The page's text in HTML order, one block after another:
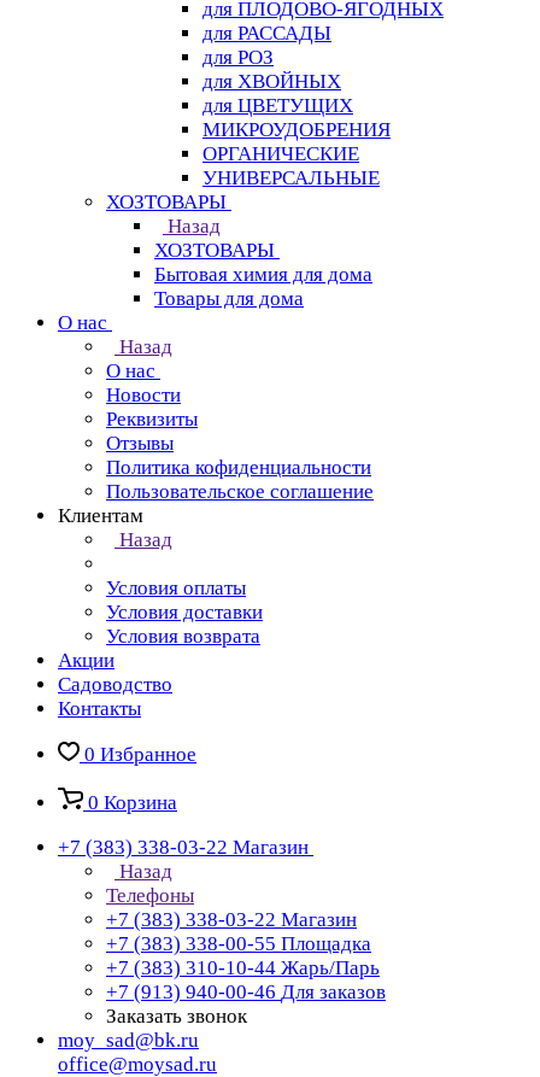
для ПЛОДОВО-ЯГОДНЫХ
для РАССАДЫ
для РОЗ
для ХВОЙНЫХ
для ЦВЕТУЩИХ
МИКРОУДОБРЕНИЯ
ОРГАНИЧЕСКИЕ
УНИВЕРСАЛЬНЫЕ
ХОЗТОВАРЫ
Назад
ХОЗТОВАРЫ
Бытовая химия для дома
Товары для дома
О нас
Назад
О нас
Новости
Реквизиты
Отзывы
Политика кофиденциальности
Пользовательское соглашение
Клиентам
Назад
Условия оплаты
Условия доставки
Условия возврата
Акции
Садоводство
Контакты
0 Избранное
0 Корзина
+7 (383) 338-03-22 Магазин
Назад
Телефоны
+7 (383) 338-03-22 Магазин
+7 (383) 338-00-55 Площадка
+7 (383) 310-10-44 Жарь/Парь
+7 (913) 940-00-46 Для заказов
Заказать звонок
moy_sad@bk.ru
office@moysad.ru